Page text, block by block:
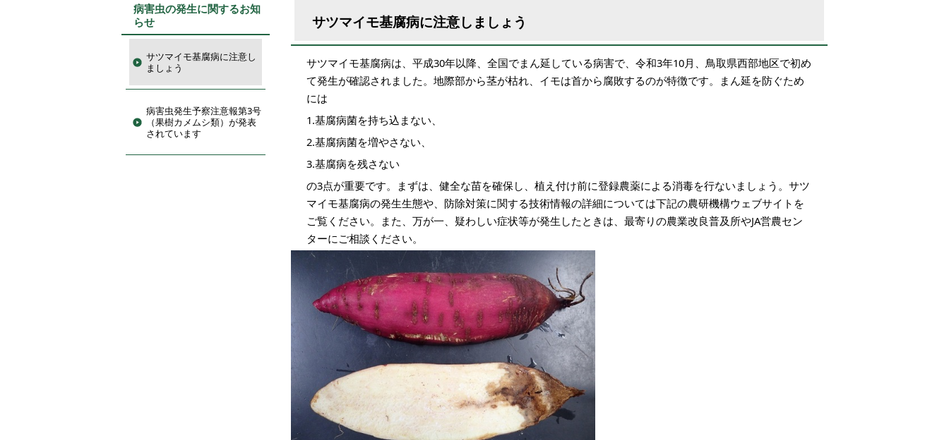
病害虫の発生に関するお知
らせ
サツマイモ基腐病に注意し
ましょう
病害虫発生予察注意報第3号
（果樹カメムシ類）が発表
されています
サツマイモ基腐病に注意しましょう
サツマイモ基腐病は、平成30年以降、全国でまん延している病害で、令和3年10月、鳥取県西部地区で初め
て発生が確認されました。地際部から茎が枯れ、イモは首から腐敗するのが特徴です。まん延を防ぐため
には
1.基腐病菌を持ち込まない、
2.基腐病菌を増やさない、
3.基腐病を残さない
の3点が重要です。まずは、健全な苗を確保し、植え付け前に登録農薬による消毒を行ないましょう。サツ
マイモ基腐病の発生生態や、防除対策に関する技術情報の詳細については下記の農研機構ウェブサイトを
ご覧ください。また、万が一、疑わしい症状等が発生したときは、最寄りの農業改良普及所やJA営農セン
ターにご相談ください。